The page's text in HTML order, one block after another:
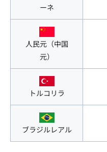
ーネ
人民元（中国
元）
トルコリラ
ブラジルレアル